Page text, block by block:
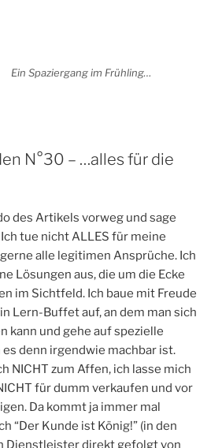
Ein Spaziergang im Frühling…
N°30 – …alles für die
des Artikels vorweg und sage
tue nicht ALLES für meine
alle legitimen Ansprüche. Ich
Lösungen aus, die um die Ecke
im Sichtfeld. Ich baue mit Freude
Lern-Buffet auf, an dem man sich
kann und gehe auf spezielle
denn irgendwie machbar ist.
NICHT zum Affen, ich lasse mich
für dumm verkaufen und vor
Da kommt ja immer mal
“Der Kunde ist König!” (in den
Dienstleister direkt gefolgt von